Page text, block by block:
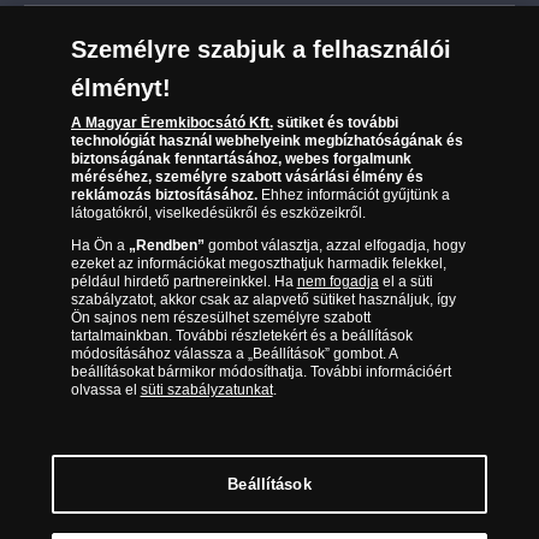
Kézbesítés
Reklamáció
Visszaküldés
Elállási űrlap
Karrier
Sütik (cookies) használata
Süti (cookies)Beállítások
Társaságunkról
Az érmék és érmek ára és értéke
Gyakran ismételt kérdések
Adatkezelés
06 80 888 889
(díjmentesen hívható hétfőtől csütörtökig 9.00 és 17.00
óra között, péntekenként 9.00 és 15.00 óra között)
Magyar Éremkibocsátó Kft. 1134 Budapest, Váci út 33. Cégjegyzékszám: 01-09-
957944, Adószám: 23275395-2-41 A Társaság a Magyar Kereskedelmi
Személyre szabjuk a felhasználói
élményt!
A Magyar Éremkibocsátó Kft.sütiket és további
technológiát használ webhelyeink megbízhatóságának és
biztonságának fenntartásához, webes forgalmunk
méréséhez, személyre szabott vásárlási élmény és
reklámozás biztosításához.Ehhez információt gyűjtünk a
látogatókról, viselkedésükről és eszközeikről.
Ha Ön a „Rendben”gombot választja, azzal elfogadja, hogy
ezeket az információkat megoszthatjuk harmadik felekkel,
például hirdető partnereinkkel. Ha nem fogadjael a süti
szabályzatot, akkor csak az alapvető sütiket használjuk, így
Ön sajnos nem részesülhet személyre szabott
tartalmainkban. További részletekért és a beállítások
módosításához válassza a „Beállítások” gombot. A
beállításokat bármikor módosíthatja. További információért
olvassa el süti szabályzatunkat.
Beállítások